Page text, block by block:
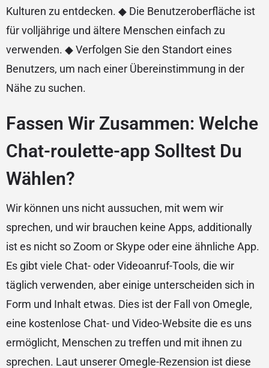
Kulturen zu entdecken. ◆ Die Benutzeroberfläche ist
für volljährige und ältere Menschen einfach zu
verwenden. ◆ Verfolgen Sie den Standort eines
Benutzers, um nach einer Übereinstimmung in der
Nähe zu suchen.
Fassen Wir Zusammen: Welche
Chat-roulette-app Solltest Du
Wählen?
Wir können uns nicht aussuchen, mit wem wir
sprechen, und wir brauchen keine Apps, additionally
ist es nicht so Zoom or Skype oder eine ähnliche App.
Es gibt viele Chat- oder Videoanruf-Tools, die wir
täglich verwenden, aber einige unterscheiden sich in
Form und Inhalt etwas. Dies ist der Fall von Omegle,
eine kostenlose Chat- und Video-Website die es uns
ermöglicht, Menschen zu treffen und mit ihnen zu
sprechen. Laut unserer Omegle-Rezension ist diese